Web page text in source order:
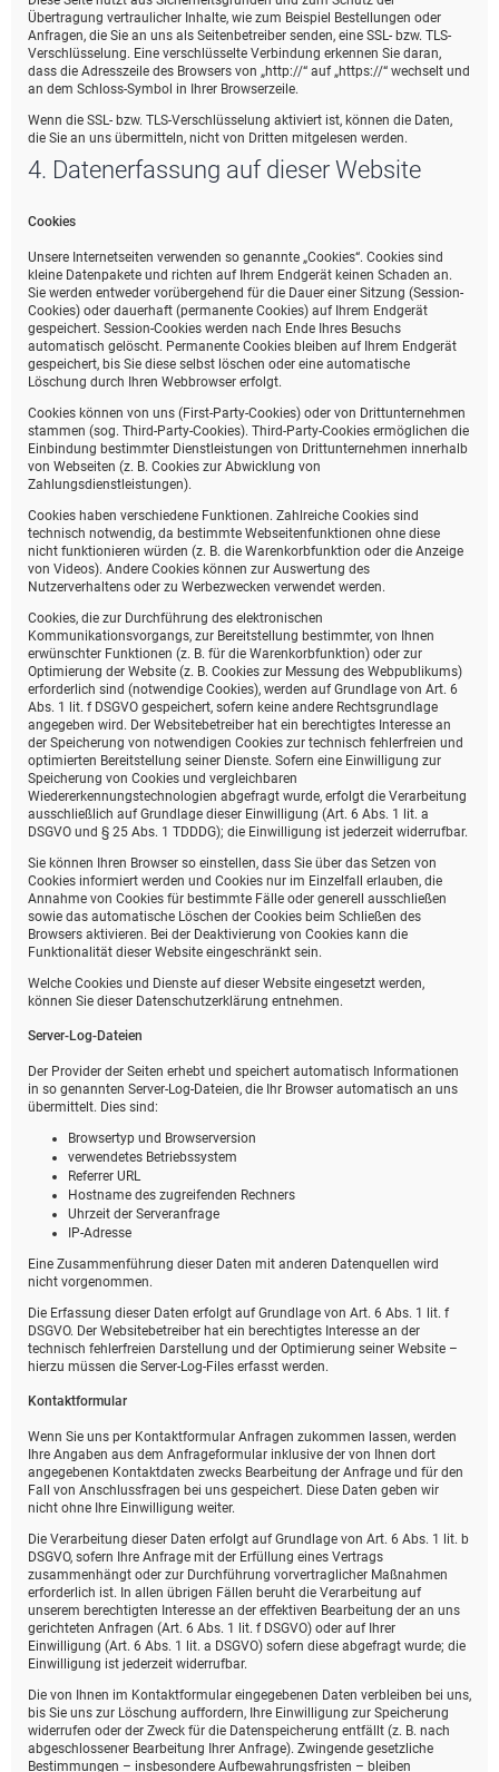
Übertragung vertraulicher Inhalte, wie zum Beispiel Bestellungen oder
Anfragen, die Sie an uns als Seitenbetreiber senden, eine SSL- bzw. TLS-
Verschlüsselung. Eine verschlüsselte Verbindung erkennen Sie daran,
dass die Adresszeile des Browsers von „http://“ auf „https://“ wechselt und
an dem Schloss-Symbol in Ihrer Browserzeile.
Wenn die SSL- bzw. TLS-Verschlüsselung aktiviert ist, können die Daten,
die Sie an uns übermitteln, nicht von Dritten mitgelesen werden.
4. Datenerfassung auf dieser Website
Cookies
Unsere Internetseiten verwenden so genannte „Cookies“. Cookies sind
kleine Datenpakete und richten auf Ihrem Endgerät keinen Schaden an.
Sie werden entweder vorübergehend für die Dauer einer Sitzung (Session-
Cookies) oder dauerhaft (permanente Cookies) auf Ihrem Endgerät
gespeichert. Session-Cookies werden nach Ende Ihres Besuchs
automatisch gelöscht. Permanente Cookies bleiben auf Ihrem Endgerät
gespeichert, bis Sie diese selbst löschen oder eine automatische
Löschung durch Ihren Webbrowser erfolgt.
Cookies können von uns (First-Party-Cookies) oder von Drittunternehmen
stammen (sog. Third-Party-Cookies). Third-Party-Cookies ermöglichen die
Einbindung bestimmter Dienstleistungen von Drittunternehmen innerhalb
von Webseiten (z. B. Cookies zur Abwicklung von
Zahlungsdienstleistungen).
Cookies haben verschiedene Funktionen. Zahlreiche Cookies sind
technisch notwendig, da bestimmte Webseitenfunktionen ohne diese
nicht funktionieren würden (z. B. die Warenkorbfunktion oder die Anzeige
von Videos). Andere Cookies können zur Auswertung des
Nutzerverhaltens oder zu Werbezwecken verwendet werden.
Cookies, die zur Durchführung des elektronischen
Kommunikationsvorgangs, zur Bereitstellung bestimmter, von Ihnen
erwünschter Funktionen (z. B. für die Warenkorbfunktion) oder zur
Optimierung der Website (z. B. Cookies zur Messung des Webpublikums)
erforderlich sind (notwendige Cookies), werden auf Grundlage von Art. 6
Abs. 1 lit. f DSGVO gespeichert, sofern keine andere Rechtsgrundlage
angegeben wird. Der Websitebetreiber hat ein berechtigtes Interesse an
der Speicherung von notwendigen Cookies zur technisch fehlerfreien und
optimierten Bereitstellung seiner Dienste. Sofern eine Einwilligung zur
Speicherung von Cookies und vergleichbaren
Wiedererkennungstechnologien abgefragt wurde, erfolgt die Verarbeitung
ausschließlich auf Grundlage dieser Einwilligung (Art. 6 Abs. 1 lit. a
DSGVO und § 25 Abs. 1 TDDDG); die Einwilligung ist jederzeit widerrufbar.
Sie können Ihren Browser so einstellen, dass Sie über das Setzen von
Cookies informiert werden und Cookies nur im Einzelfall erlauben, die
Annahme von Cookies für bestimmte Fälle oder generell ausschließen
sowie das automatische Löschen der Cookies beim Schließen des
Browsers aktivieren. Bei der Deaktivierung von Cookies kann die
Funktionalität dieser Website eingeschränkt sein.
Welche Cookies und Dienste auf dieser Website eingesetzt werden,
können Sie dieser Datenschutzerklärung entnehmen.
Server-Log-Dateien
Der Provider der Seiten erhebt und speichert automatisch Informationen
in so genannten Server-Log-Dateien, die Ihr Browser automatisch an uns
übermittelt. Dies sind:
Browsertyp und Browserversion
verwendetes Betriebssystem
Referrer URL
Hostname des zugreifenden Rechners
Uhrzeit der Serveranfrage
IP-Adresse
Eine Zusammenführung dieser Daten mit anderen Datenquellen wird
nicht vorgenommen.
Die Erfassung dieser Daten erfolgt auf Grundlage von Art. 6 Abs. 1 lit. f
DSGVO. Der Websitebetreiber hat ein berechtigtes Interesse an der
technisch fehlerfreien Darstellung und der Optimierung seiner Website –
hierzu müssen die Server-Log-Files erfasst werden.
Kontaktformular
Wenn Sie uns per Kontaktformular Anfragen zukommen lassen, werden
Ihre Angaben aus dem Anfrageformular inklusive der von Ihnen dort
angegebenen Kontaktdaten zwecks Bearbeitung der Anfrage und für den
Fall von Anschlussfragen bei uns gespeichert. Diese Daten geben wir
nicht ohne Ihre Einwilligung weiter.
Die Verarbeitung dieser Daten erfolgt auf Grundlage von Art. 6 Abs. 1 lit. b
DSGVO, sofern Ihre Anfrage mit der Erfüllung eines Vertrags
zusammenhängt oder zur Durchführung vorvertraglicher Maßnahmen
erforderlich ist. In allen übrigen Fällen beruht die Verarbeitung auf
unserem berechtigten Interesse an der effektiven Bearbeitung der an uns
gerichteten Anfragen (Art. 6 Abs. 1 lit. f DSGVO) oder auf Ihrer
Einwilligung (Art. 6 Abs. 1 lit. a DSGVO) sofern diese abgefragt wurde; die
Einwilligung ist jederzeit widerrufbar.
Die von Ihnen im Kontaktformular eingegebenen Daten verbleiben bei uns,
bis Sie uns zur Löschung auffordern, Ihre Einwilligung zur Speicherung
widerrufen oder der Zweck für die Datenspeicherung entfällt (z. B. nach
abgeschlossener Bearbeitung Ihrer Anfrage). Zwingende gesetzliche
Bestimmungen – insbesondere Aufbewahrungsfristen – bleiben